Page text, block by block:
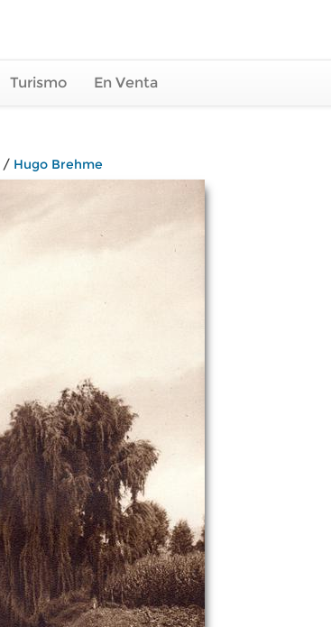
Turismo En Venta
/ Hugo Brehme